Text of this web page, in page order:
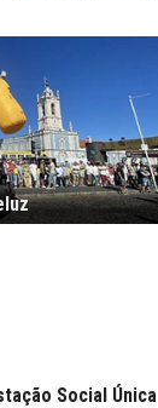
Social Única